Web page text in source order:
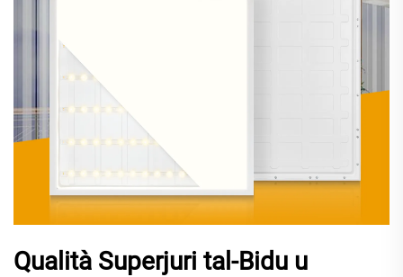
Qualità Superjuri tal-Bidu u